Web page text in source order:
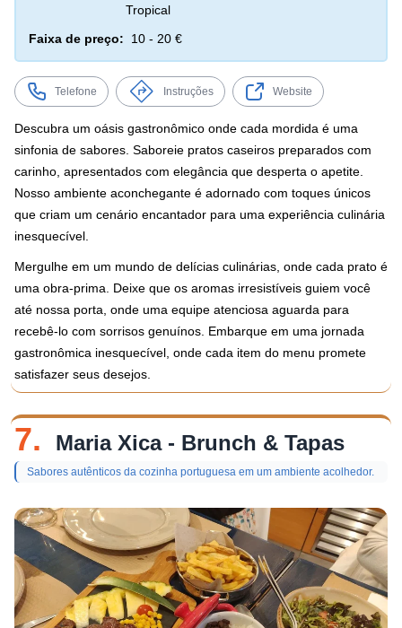
Tropical
Faixa de preço:
10 - 20 €
Telefone Instruções Website
Descubra um oásis gastronômico onde cada mordida é uma
sinfonia de sabores. Saboreie pratos caseiros preparados com
carinho, apresentados com elegância que desperta o apetite.
Nosso ambiente aconchegante é adornado com toques únicos
que criam um cenário encantador para uma experiência culinária
inesquecível.
Mergulhe em um mundo de delícias culinárias, onde cada prato é
uma obra-prima. Deixe que os aromas irresistíveis guiem você
até nossa porta, onde uma equipe atenciosa aguarda para
recebê-lo com sorrisos genuínos. Embarque em uma jornada
gastronômica inesquecível, onde cada item do menu promete
satisfazer seus desejos.
7. Maria Xica - Brunch & Tapas
Sabores autênticos da cozinha portuguesa em um ambiente acolhedor.